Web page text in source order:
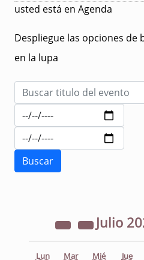
usted está en Agenda
Despliegue las opciones de
en la lupa
Julio
Lun Mar Mié Jue